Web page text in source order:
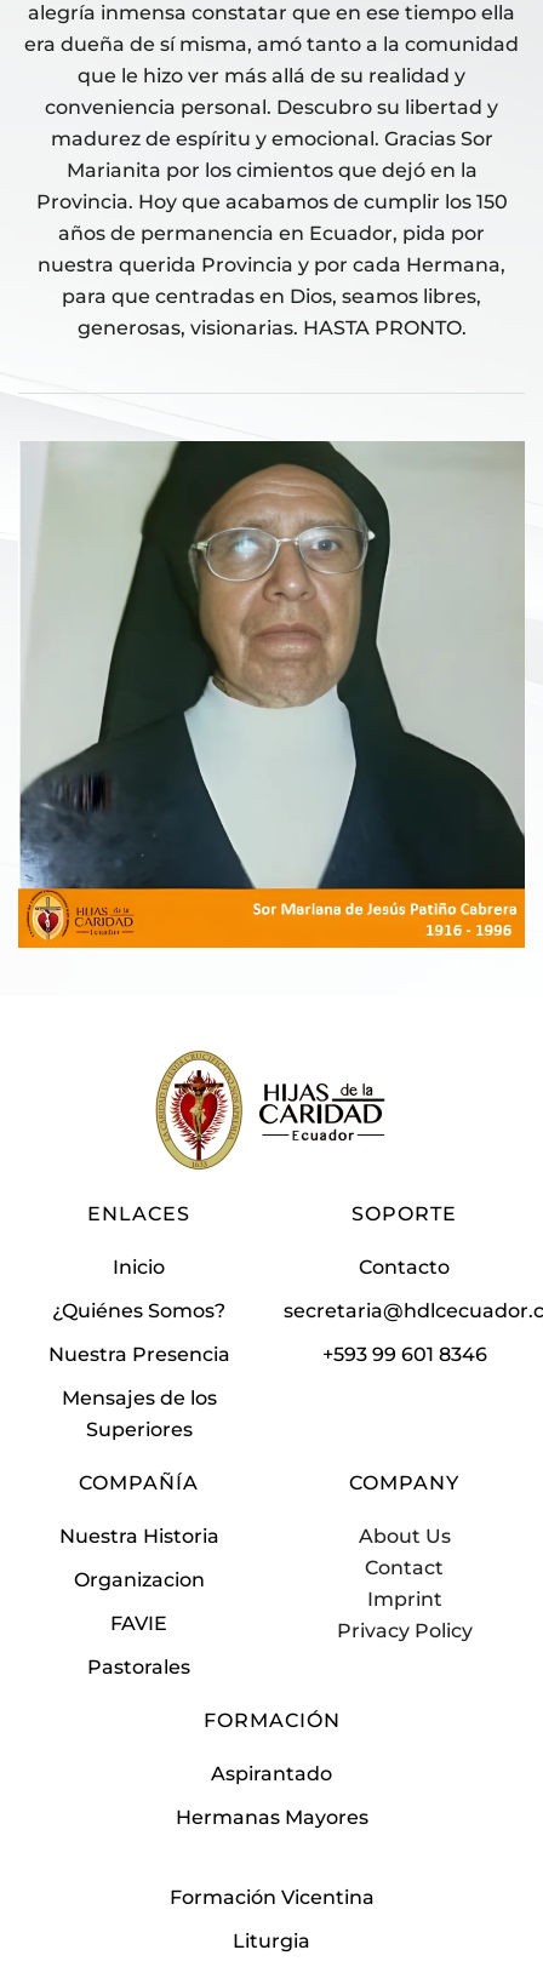
alegría inmensa constatar que en ese tiempo ella
era dueña de sí misma, amó tanto a la comunidad
que le hizo ver más allá de su realidad y
conveniencia personal. Descubro su libertad y
madurez de espíritu y emocional. Gracias Sor
Marianita por los cimientos que dejó en la
Provincia. Hoy que acabamos de cumplir los 150
años de permanencia en Ecuador, pida por
nuestra querida Provincia y por cada Hermana,
para que centradas en Dios, seamos libres,
generosas, visionarias. HASTA PRONTO.
ENLACES
Inicio
¿Quiénes Somos?
Nuestra Presencia
Mensajes de los
Superiores
SOPORTE
Contacto
+593 99 601 8346
COMPAÑÍA
Nuestra Historia
Organizacion
FAVIE
Pastorales
COMPANY
About Us
Contact
Imprint
Privacy Policy
FORMACIÓN
Aspirantado
Hermanas Mayores
Formación Vicentina
Liturgia